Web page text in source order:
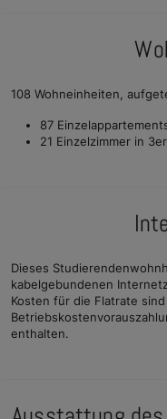
108 Wohneinheiten,
87
21 Einzelzimmer in
Dieses
kabelgebundenen
Kosten für die Flatrate
enthalten.